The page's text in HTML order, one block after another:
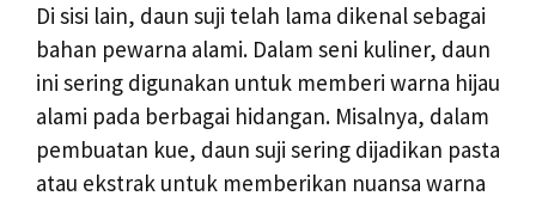
Di sisi lain, daun suji telah lama dikenal sebagai
bahan pewarna alami. Dalam seni kuliner, daun
ini sering digunakan untuk memberi warna hijau
alami pada berbagai hidangan. Misalnya, dalam
pembuatan kue, daun suji sering dijadikan pasta
atau ekstrak untuk memberikan nuansa warna